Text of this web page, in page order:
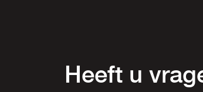
Heeft u